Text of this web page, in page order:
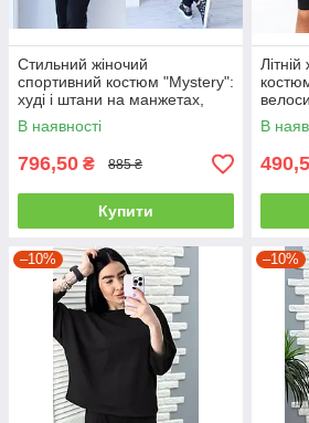
Стильний жіночий
спортивний костюм "Mystery":
худі і штани на манжетах,
великі розміри
В наявності
796,50 ₴ 885 ₴
Купити
В
–10% –10%